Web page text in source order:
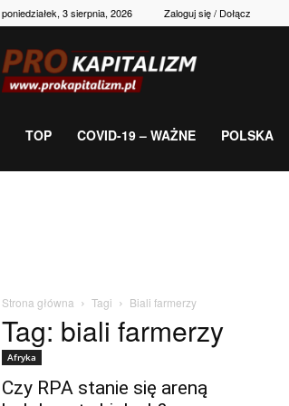
poniedziałek, 3 sierpnia, 2026 Zaloguj się / Dołącz
gospodarka,
newsy
TOP COVID-19 – WAŻNE POLSKA
Strona główna Tagi Biali farmerzy
Tag: biali farmerzy
Afryka
Czy RPA stanie się areną